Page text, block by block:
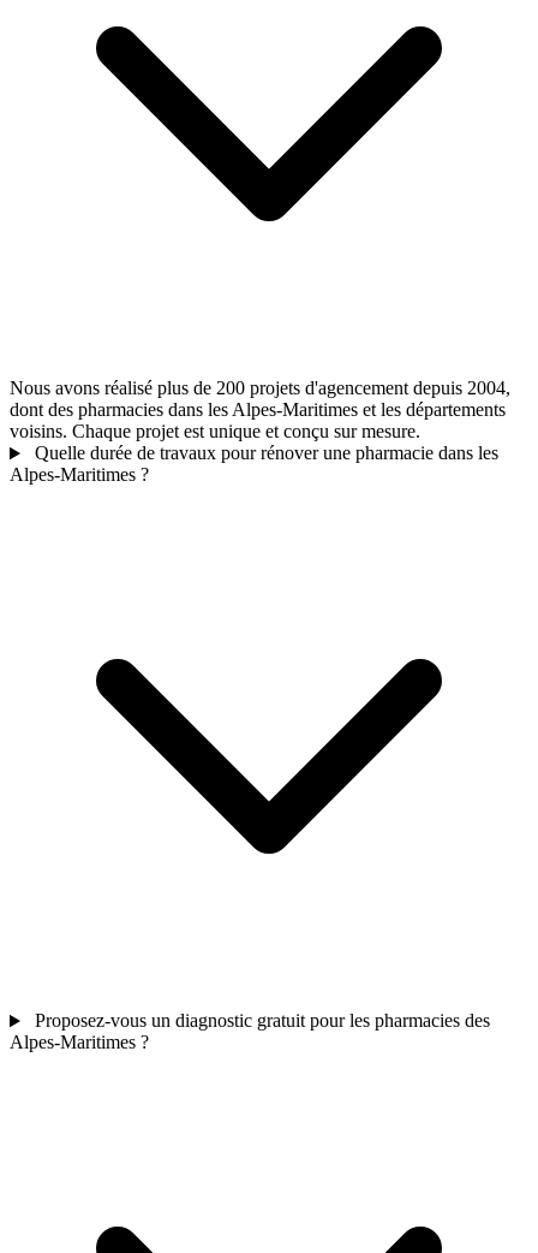
Nous avons réalisé plus de 200 projets d'agencement depuis 2004,
dont des pharmacies dans les Alpes-Maritimes et les départements
voisins. Chaque projet est unique et conçu sur mesure.
Quelle durée de travaux pour rénover une pharmacie dans les
Alpes-Maritimes ?
Proposez-vous un diagnostic gratuit pour les pharmacies des
Alpes-Maritimes ?